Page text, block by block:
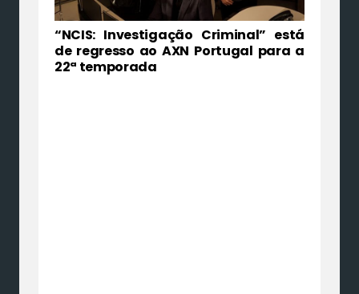
“NCIS: Investigação Criminal” está
de regresso ao AXN Portugal para a
22ª temporada